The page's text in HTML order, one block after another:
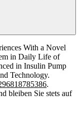
With a Novel
in Daily Life of
in Insulin Pump
Technology.
.
bleiben Sie stets auf